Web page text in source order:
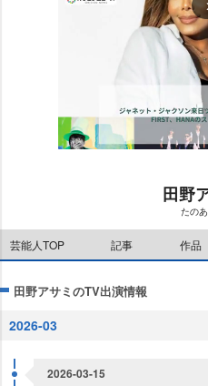
田野
たの
芸能人TOP 記事 作品
田野アサミのTV出演情報
2026-03
2026-03-15